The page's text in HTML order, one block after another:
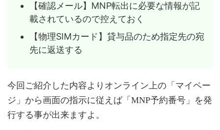
【確認メール】MNP転出に必要な情報が記
載されているので控えておく
【物理SIMカード】貸与品のため指定先の宛
先に返送する
今回ご紹介した内容よりオンライン上の「マイペー
ジ」から画面の指示に従えば「MNP予約番号」を発
行する事が出来ますよ。